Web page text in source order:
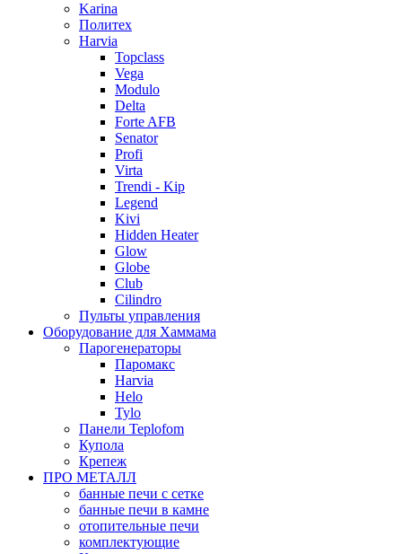
Karina
Политех
Harvia
Topclass
Vega
Modulo
Delta
Forte AFB
Senator
Profi
Virta
Trendi - Kip
Legend
Kivi
Hidden Heater
Glow
Globe
Club
Cilindro
Пульты управления
Оборудование для Хаммама
Парогенераторы
Паромакс
Harvia
Helo
Tylo
Панели Teplofom
Купола
Крепеж
ПРО МЕТАЛЛ
банные печи с сетке
банные печи в камне
отопительные печи
комплектующие